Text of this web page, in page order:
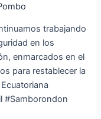
trabajando
en los
enmarcados en el
para restablecer la
#Samborondon